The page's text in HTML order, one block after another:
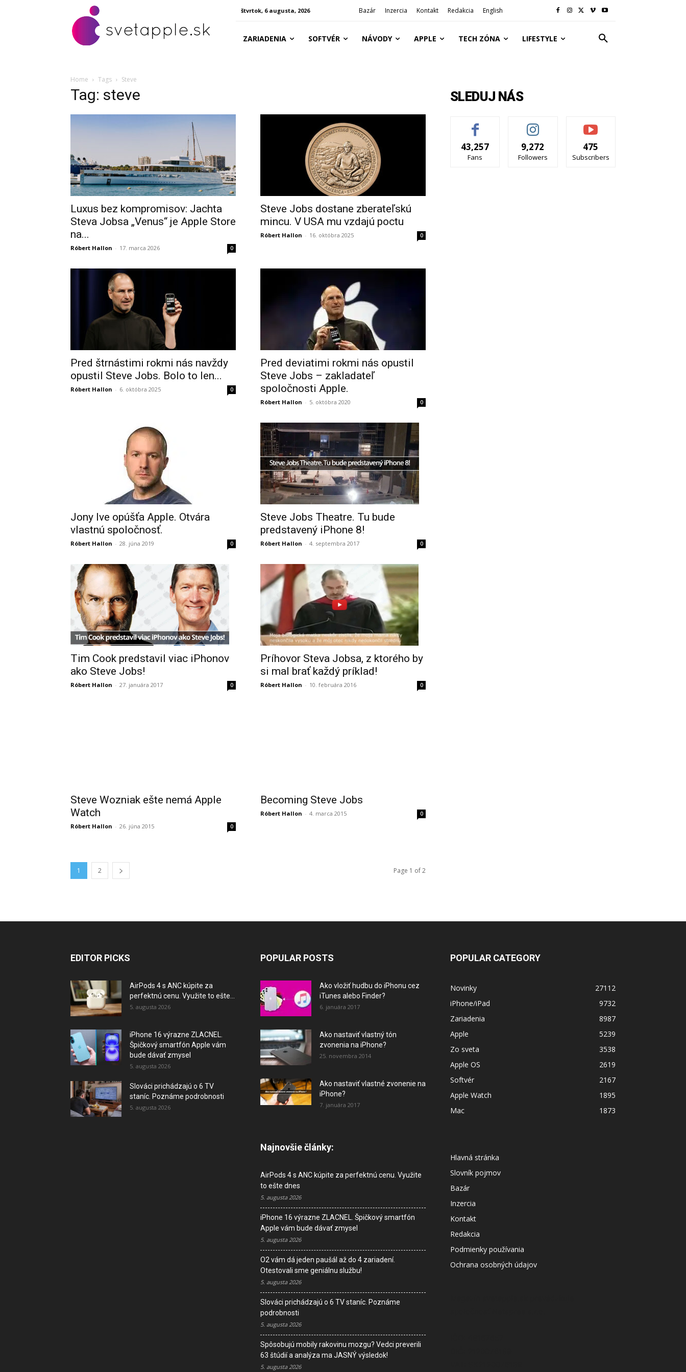
štvrtok, 6 augusta, 2026 Bazár Inzercia Kontakt Redakcia English
ZARIADENIA SOFTVÉR NÁVODY APPLE TECH ZÓNA LIFESTYLE
Home Tags Steve
Tag: steve
Luxus bez kompromisov: Jachta
Steva Jobsa „Venus“ je Apple Store
na...
Róbert Hallon - 17. marca 2026 0
Steve Jobs dostane zberateľskú
mincu. V USA mu vzdajú poctu
Róbert Hallon - 16. októbra 2025 0
Pred štrnástimi rokmi nás navždy
opustil Steve Jobs. Bolo to len...
Róbert Hallon - 6. októbra 2025 0
Pred deviatimi rokmi nás opustil
Steve Jobs – zakladateľ
spoločnosti Apple.
Róbert Hallon - 5. októbra 2020 0
Jony Ive opúšťa Apple. Otvára
vlastnú spoločnosť.
Róbert Hallon - 28. júna 2019 0
Steve Jobs Theatre. Tu bude
predstavený iPhone 8!
Róbert Hallon - 4. septembra 2017 0
Tim Cook predstavil viac iPhonov
ako Steve Jobs!
Róbert Hallon - 27. januára 2017 0
Príhovor Steva Jobsa, z ktorého by
si mal brať každý príklad!
Róbert Hallon - 10. februára 2016 0
Steve Wozniak ešte nemá Apple
Watch
Róbert Hallon - 26. júna 2015 0
Becoming Steve Jobs
Róbert Hallon - 4. marca 2015 0
1 2 Page 1 of 2
SLEDUJ NÁS
43,257
Fans
9,272
Followers
475
Subscribers
EDITOR PICKS
AirPods 4 s ANC kúpite za
perfektnú cenu. Využite to ešte...
5. augusta 2026
iPhone 16 výrazne ZLACNEL.
Špičkový smartfón Apple vám
bude dávať zmysel
5. augusta 2026
Slováci prichádzajú o 6 TV
staníc. Poznáme podrobnosti
5. augusta 2026
POPULAR POSTS
Ako vložiť hudbu do iPhonu cez
iTunes alebo Finder?
6. januára 2017
Ako nastaviť vlastný tón
zvonenia na iPhone?
25. novembra 2014
Ako nastaviť vlastné zvonenie na
iPhone?
7. januára 2017
Najnovšie články:
AirPods 4 s ANC kúpite za perfektnú cenu. Využite
to ešte dnes
5. augusta 2026
iPhone 16 výrazne ZLACNEL. Špičkový smartfón
Apple vám bude dávať zmysel
5. augusta 2026
O2 vám dá jeden paušál až do 4 zariadení.
Otestovali sme geniálnu službu!
5. augusta 2026
Slováci prichádzajú o 6 TV staníc. Poznáme
podrobnosti
5. augusta 2026
Spôsobujú mobily rakovinu mozgu? Vedci preverili
63 štúdií a analýza ma JASNÝ výsledok!
5. augusta 2026
POPULAR CATEGORY
Novinky
27112
iPhone/iPad
9732
Zariadenia
8987
Apple
5239
Zo sveta
3538
Apple OS
2619
Softvér
2167
Apple Watch
1895
Mac
1873
Hlavná stránka
Slovník pojmov
Bazár
Inzercia
Kontakt
Redakcia
Podmienky používania
Ochrana osobných údajov